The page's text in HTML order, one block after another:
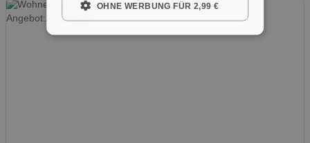
OHNE WERBUNG FÜR 2,99 €